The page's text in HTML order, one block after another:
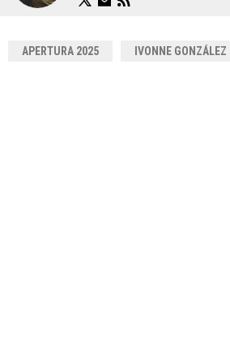
APERTURA 2025 IVONNE GONZÁLEZ